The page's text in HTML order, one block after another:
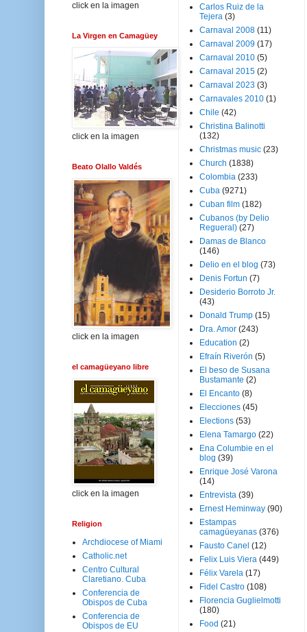
click en la imagen
La Virgen en Camagüey
click en la imagen
Beato Olallo Valdés
click en la imagen
el camagüeyano libre
click en la imagen
Religion
Archdiocese of Miami
Catholic.net
Centro Cultural
Claretiano. Cuba
Conferencia de
Obispos de Cuba
Conferencia de
Obispos de EU
Carlos Ruiz de la
Tejera (3)
Carnaval 2008 (11)
Carnaval 2009 (17)
Carnaval 2010 (5)
Carnaval 2015 (2)
Carnaval 2023 (3)
Carnavales 2010 (1)
Chile (42)
Christina Balinotti
(132)
Christmas music (23)
Church (1838)
Colombia (233)
Cuba (9271)
Cuban film (182)
Cubanos (by Delio
Regueral) (27)
Damas de Blanco
(146)
Delio en el blog (73)
Denis Fortun (7)
Desiderio Borroto Jr.
(43)
Donald Trump (15)
Dra. Amor (243)
Education (2)
Efraín Riverón (5)
El beso de Susana
Bustamante (2)
El Encanto (8)
Elecciones (45)
Elections (53)
Elena Tamargo (22)
Ena Columbie en el
blog (39)
Enrique José Varona
(14)
Entrevista (39)
Ernest Heminway (90)
Estampas
camagüeyanas (376)
Fausto Canel (12)
Felix Luis Viera (449)
Félix Varela (17)
Fidel Castro (108)
Florencia Guglielmotti
(180)
Food (21)